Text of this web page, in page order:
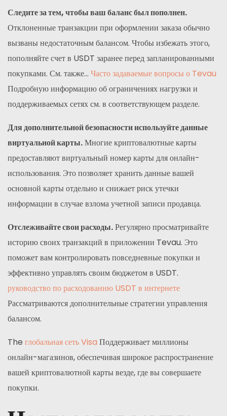
Следите за тем, чтобы ваш баланс был пополнен.
Отклоненные транзакции при оформлении заказа обычно
вызваны недостаточным балансом. Чтобы избежать этого,
пополняйте счет в USDT заранее перед запланированными
покупками. См. также... Часто задаваемые вопросы о Tevau
Подробную информацию об ограничениях нагрузки и
поддерживаемых сетях см. в соответствующем разделе.
Для дополнительной безопасности используйте данные
виртуальной карты.Многие криптовалютные карты
предоставляют виртуальный номер карты для онлайн-
использования. Это позволяет хранить данные вашей
основной карты отдельно и снижает риск утечки
информации в случае взлома учетной записи продавца.
Отслеживайте свои расходы.Регулярно просматривайте
историю своих транзакций в приложении Tevau. Это
поможет вам контролировать повседневные покупки и
эффективно управлять своим бюджетом в USDT.
руководство по расходованию USDT в интернете
Рассматриваются дополнительные стратегии управления
балансом.
The глобальная сеть Visa Поддерживает миллионы
онлайн-магазинов, обеспечивая широкое распространение
вашей криптовалютной карты везде, где вы совершаете
покупки.